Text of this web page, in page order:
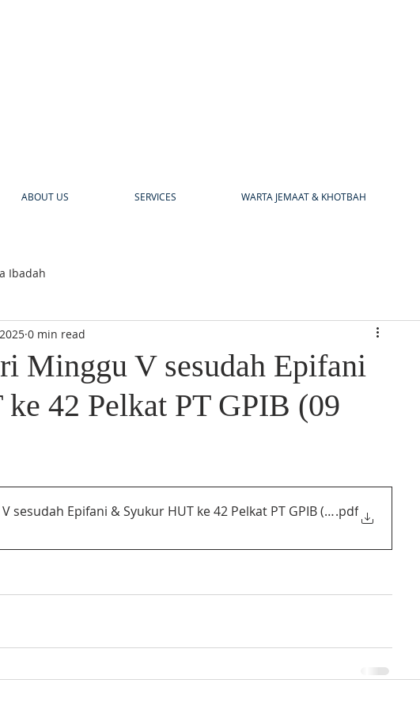
ABOUT US SERVICES WARTA JEMAAT & KHOTBAH
Ibadah
Minggu V sesudah Epifani
42 Pelkat PT GPIB (09
0 min read
sesudah Epifani & Syukur HUT ke 42 Pelkat PT GPIB (09 Februari 2025)
.pdf